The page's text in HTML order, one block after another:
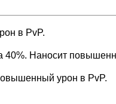
в PvP.
40%. Наносит
урон в PvP.